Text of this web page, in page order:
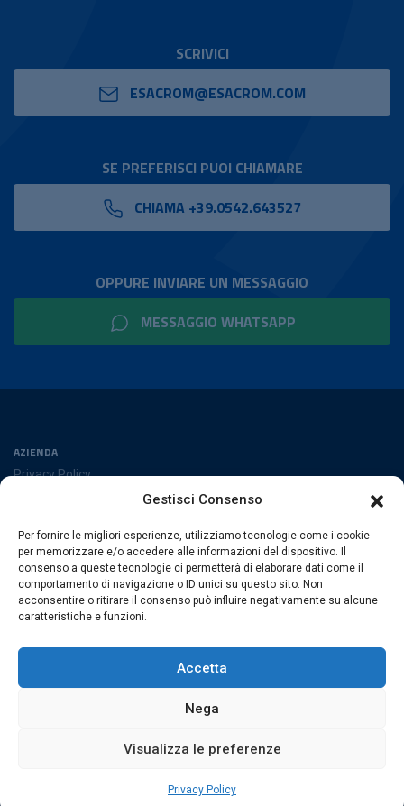
Gestisci Consenso
Per fornire le migliori esperienze, utilizziamo tecnologie come i cookie
per memorizzare e/o accedere alle informazioni del dispositivo. Il
consenso a queste tecnologie ci permetterà di elaborare dati come il
comportamento di navigazione o ID unici su questo sito. Non
acconsentire o ritirare il consenso può influire negativamente su alcune
caratteristiche e funzioni.
Accetta
Nega
Visualizza le preferenze
Privacy Policy
SCRIVICI
ESACROM@ESACROM.COM
SE PREFERISCI PUOI CHIAMARE
CHIAMA +39.0542.643527
OPPURE INVIARE UN MESSAGGIO
MESSAGGIO WHATSAPP
AZIENDA
Privacy Policy
SEGUICI SUI SOCIAL